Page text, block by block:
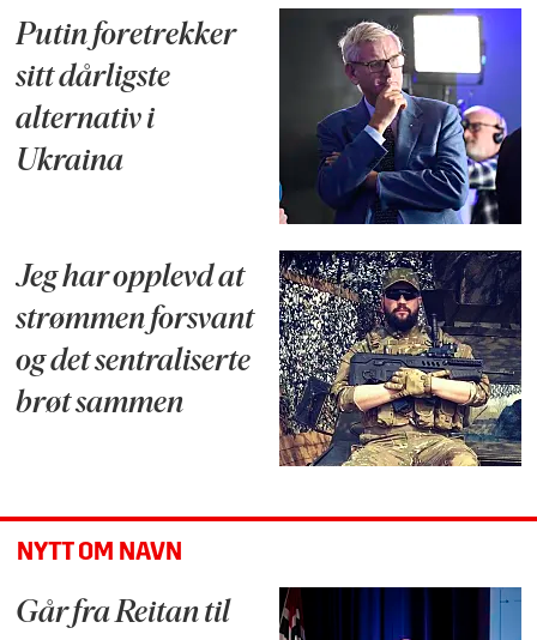
Putin foretrekker
sitt dårligste
alternativ i
Ukraina
Jeg har opplevd at
strømmen forsvant
og det sentraliserte
brøt sammen
NYTT OM NAVN
Går fra Reitan til